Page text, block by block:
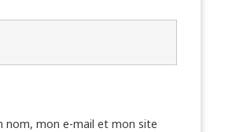
nom, mon e-mail et mon site